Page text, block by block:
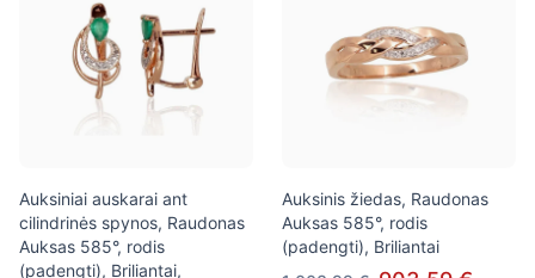
Auksiniai auskarai ant
cilindrinės spynos, Raudonas
Auksas 585°, rodis
(padengti), Briliantai,
Auksinis žiedas, Raudonas
Auksas 585°, rodis
(padengti), Briliantai